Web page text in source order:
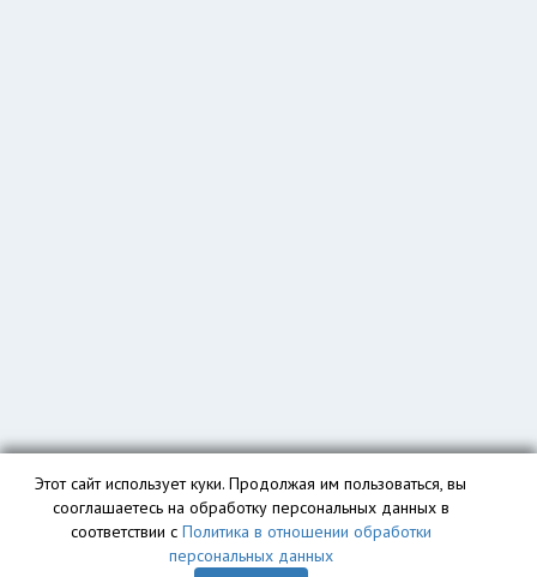
Этот сайт использует куки. Продолжая им пользоваться, вы
сооглашаетесь на обработку персональных данных в
соответствии с Политика в отношении обработки
персональных данных